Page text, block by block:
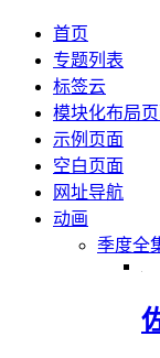
首页
专题列表
标签云
模块化布局
示例页面
空白页面
网址导航
动画
季度全